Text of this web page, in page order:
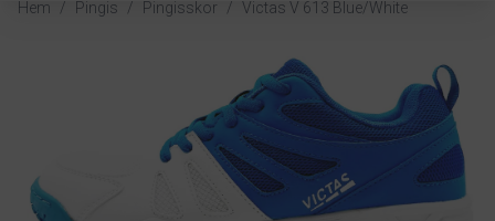
Hem / Pingis / Pingisskor / Victas V 613 Blue/White